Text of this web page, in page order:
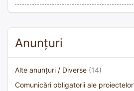
Anunțuri
Alte anunțuri / Diverse (14)
Comunicări obligatorii ale proiectelor